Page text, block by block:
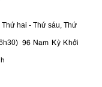
Thứ hai - Thứ sáu, Thứ
) 96 Nam Kỳ Khởi